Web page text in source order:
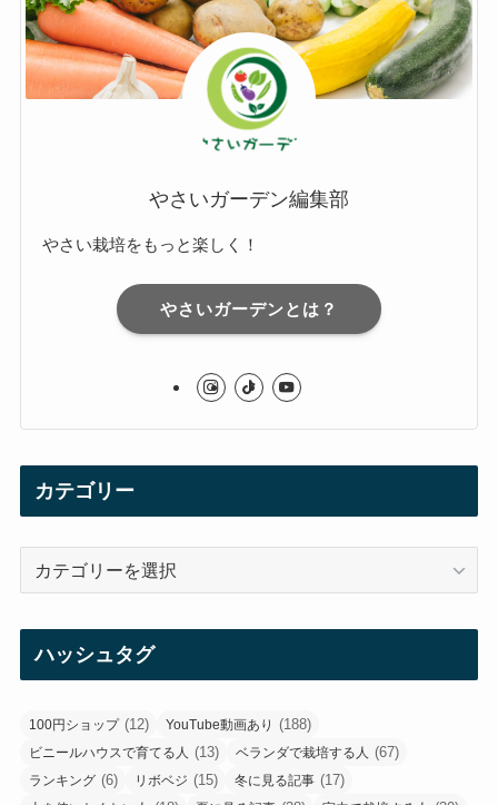
やさいガーデン編集部
やさい栽培をもっと楽しく！
やさいガーデンとは？
カテゴリー
ハッシュタグ
100円ショップ(12) YouTube動画あり (188)
ビニールハウスで育てる人 (13) ベランダで栽培する人 (67)
ランキング (6) リボベジ (15) 冬に見る記事 (17)